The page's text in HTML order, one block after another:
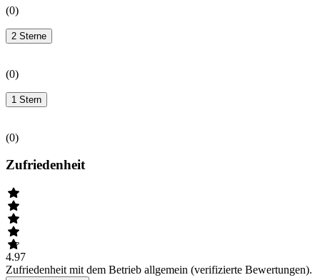
(0)
2 Sterne
(0)
1 Stern
(0)
Zufriedenheit
4.97
Zufriedenheit mit dem Betrieb allgemein (verifizierte Bewertungen).